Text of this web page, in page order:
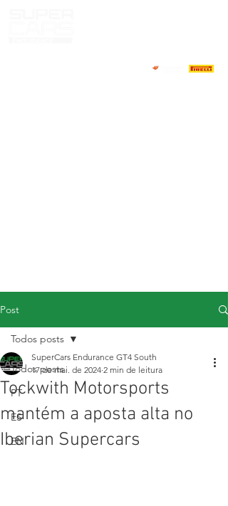
Post
Todos posts
PT
ES
EN
Todos posts
Tockwith Motorsports
mantém a aposta alta no
Iberian Supercars
SuperCars Endurance GT4 South
17 de mai. de 2024 2 min de leitura